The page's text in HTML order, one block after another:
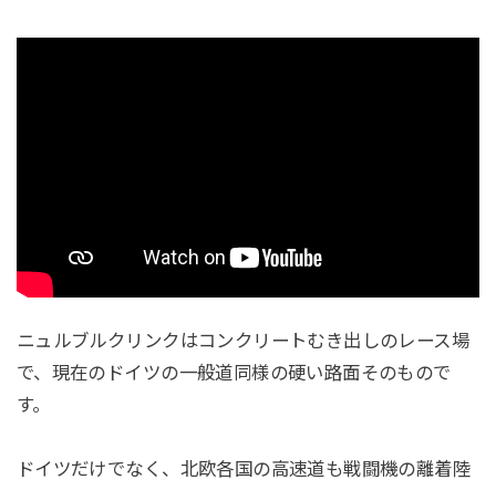
ニュルブルクリンクはコンクリートむき出しのレース場
で、現在のドイツの一般道同様の硬い路面そのもので
す。
ドイツだけでなく、北欧各国の高速道も戦闘機の離着陸